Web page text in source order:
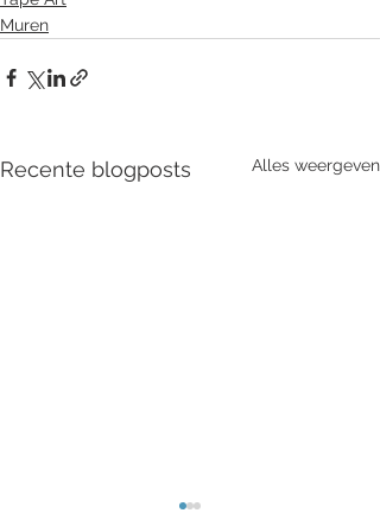
Muren
Recente blogposts Alles weergeven